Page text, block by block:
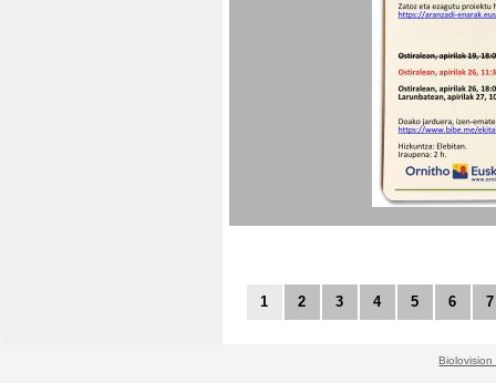
1 2 3 4 5 6 7
Biolovision